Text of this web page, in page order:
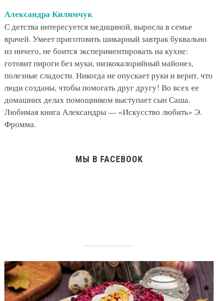
Александра Килимчук
С детства интересуется медициной, выросла в семье
врачей. Умеет приготовить шикарный завтрак буквально
из ничего, не боится экспериментировать на кухне:
готовит пироги без муки, низкокалорийный майонез,
полезные сладости. Никогда не опускает руки и верит, что
люди созданы, чтобы помогать друг другу! Во всех ее
домашних делах помощником выступает сын Саша.
Любимая книга Александры — «Искусство любить» Э.
Фромма.
МЫ В FACEBOOK